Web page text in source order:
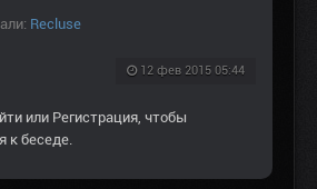
Recluse
12 фев 2015 05:44
или Регистрация, чтобы
к беседе.